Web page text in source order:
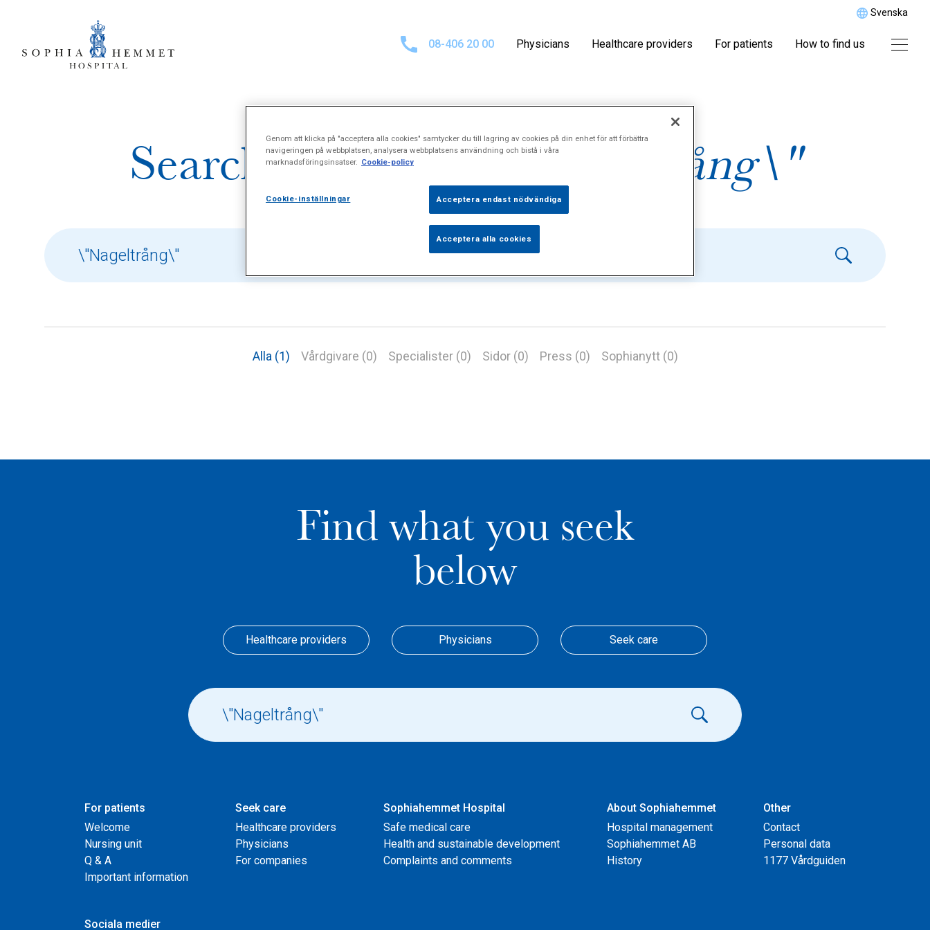
Svenska
08-406 20 00 Physicians Healthcare providers For patients How to find us
Search results for\"Nageltrång\"
Alla (1) Vårdgivare (0) Specialister (0) Sidor (0) Press (0) Sophianytt (0)
Find what you seek
below
Healthcare providers Physicians Seek care
For patients
Welcome
Nursing unit
Q & A
Important information
Seek care
Healthcare providers
Physicians
For companies
Sophiahemmet Hospital
Safe medical care
Health and sustainable development
Complaints and comments
About Sophiahemmet
Hospital management
Sophiahemmet AB
History
Other
Contact
Personal data
1177 Vårdguiden
Sociala medier
Genom att klicka på "acceptera alla cookies" samtycker du till lagring av cookies på din enhet för att förbättra
navigeringen på webbplatsen, analysera webbplatsens användning och bistå i våra
marknadsföringsinsatser. Cookie-policy
Cookie-inställningar Acceptera endast nödvändiga
Acceptera alla cookies